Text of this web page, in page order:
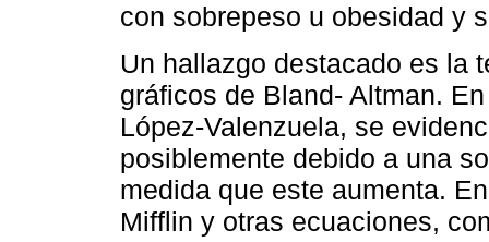
con sobrepeso u obesidad y
Un hallazgo destacado es la
gráficos de Bland- Altman.
López-Valenzuela, se
posiblemente debido a una
medida que este aumenta.
Mifflin y otras ecuaciones,